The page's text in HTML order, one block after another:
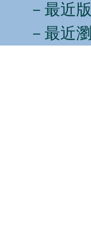
－最近
－最近